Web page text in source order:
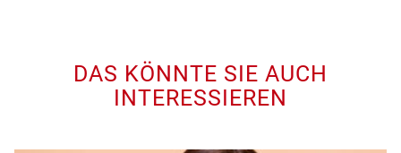
DAS KÖNNTE SIE AUCH
INTERESSIEREN